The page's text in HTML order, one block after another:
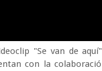
"Se van de
con la